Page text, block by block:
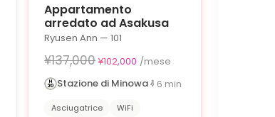
Appartamento
arredato ad Asakusa
Ryusen Ann — 101
¥137,000 ¥102,000 /mese
Stazione di Minowa
6 min
Asciugatrice
WiFi